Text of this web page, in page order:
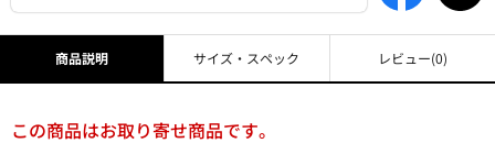
商品説明
この商品はお取り寄せ商品です。
サイズ・スペック レビュー(0)